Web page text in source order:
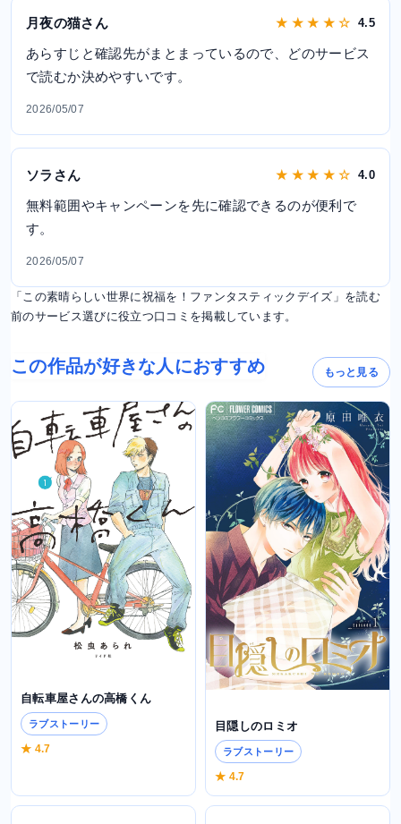
月夜の猫さん ★ ★ ★ ★ ☆ 4.5
あらすじと確認先がまとまっているので、どのサービス
で読むか決めやすいです。
2026/05/07
ソラさん ★ ★ ★ ★ ☆ 4.0
無料範囲やキャンペーンを先に確認できるのが便利で
す。
2026/05/07
「この素晴らしい世界に祝福を！ファンタスティックデイズ」を読む
前のサービス選びに役立つ口コミを掲載しています。
この作品が好きな人におすすめ もっと見る
自転車屋さんの高橋くん
ラブストーリー
★ 4.7
目隠しのロミオ
ラブストーリー
★ 4.7